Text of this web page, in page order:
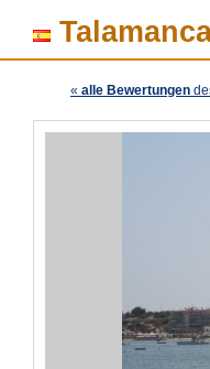
« alle Bewertungen